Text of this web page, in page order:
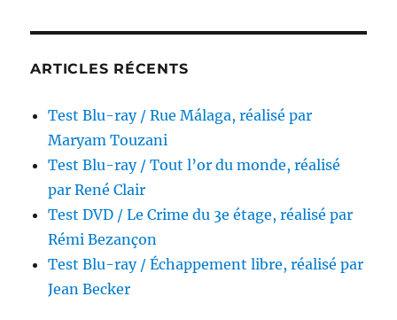
ARTICLES RÉCENTS
Test Blu-ray / Rue Málaga, réalisé par
Maryam Touzani
Test Blu-ray / Tout l’or du monde, réalisé
par René Clair
Test DVD / Le Crime du 3e étage, réalisé par
Rémi Bezançon
Test Blu-ray / Échappement libre, réalisé par
Jean Becker